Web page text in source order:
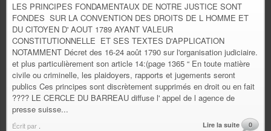
LES PRINCIPES FONDAMENTAUX DE NOTRE JUSTICE SONT
FONDES SUR LA CONVENTION DES DROITS DE L HOMME ET
DU CITOYEN D' AOUT 1789 AYANT VALEUR
CONSTITUTIONNELLE ET SES TEXTES D'APPLICATION
NOTAMMENT Décret des 16-24 août 1790 sur l'organisation judiciaire.
et plus particulièrement son article 14:(page 1365 “ En toute matière
civile ou criminelle, les plaidoyers, rapports et jugements seront
publics Ces principes sont discrètement supprimés en droit ou en fait
???? LE CERCLE DU BARREAU diffuse l' appel de l agence de
presse suisse...
Écrit par Lire la suite 0